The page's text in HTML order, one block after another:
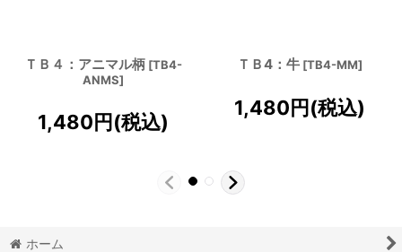
ＴＢ４：アニマル柄 [TB4-
ANMS]
1,480円(税込)
ＴＢ4：牛 [TB4-MM]
1,480円(税込)
ホーム